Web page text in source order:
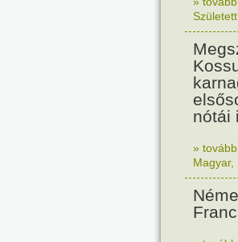
Született
nótái
»
Magyar,